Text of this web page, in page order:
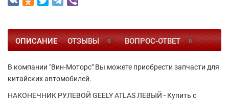
ОПИСАНИЕ ОТЗЫВЫ 0 ВОПРОС-ОТВЕТ 0
В компании "Вин-Моторс" Вы можете приобрести запчасти для
китайских автомобилей.
НАКОНЕЧНИК РУЛЕВОЙ GEELY ATLAS ЛЕВЫЙ - Купить с